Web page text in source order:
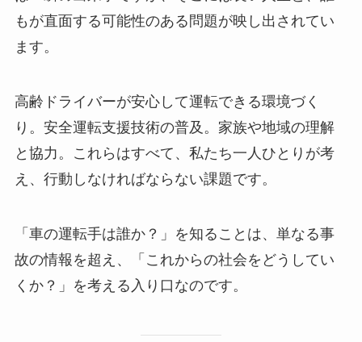
もが直面する可能性のある問題が映し出されてい
ます。
高齢ドライバーが安心して運転できる環境づく
り。安全運転支援技術の普及。家族や地域の理解
と協力。これらはすべて、私たち一人ひとりが考
え、行動しなければならない課題です。
「車の運転手は誰か？」を知ることは、単なる事
故の情報を超え、「これからの社会をどうしてい
くか？」を考える入り口なのです。